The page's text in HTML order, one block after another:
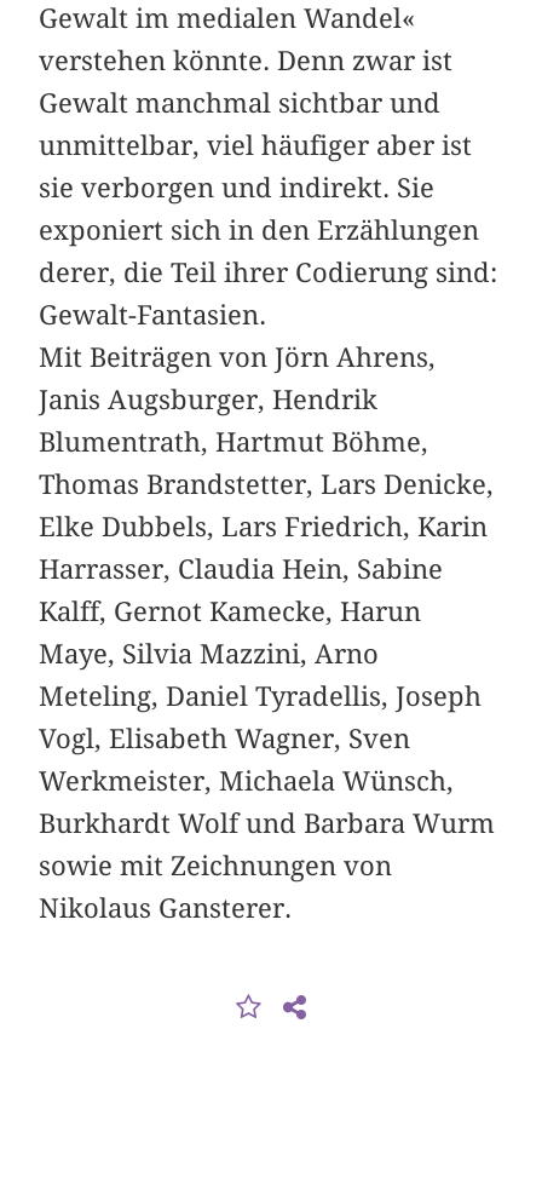
Gewalt im medialen Wandel«
verstehen könnte. Denn zwar ist
Gewalt manchmal sichtbar und
unmittelbar, viel häufiger aber ist
sie verborgen und indirekt. Sie
exponiert sich in den Erzählungen
derer, die Teil ihrer Codierung sind:
Gewalt-Fantasien.
Mit Beiträgen von Jörn Ahrens,
Janis Augsburger, Hendrik
Blumentrath, Hartmut Böhme,
Thomas Brandstetter, Lars Denicke,
Elke Dubbels, Lars Friedrich, Karin
Harrasser, Claudia Hein, Sabine
Kalff, Gernot Kamecke, Harun
Maye, Silvia Mazzini, Arno
Meteling, Daniel Tyradellis, Joseph
Vogl, Elisabeth Wagner, Sven
Werkmeister, Michaela Wünsch,
Burkhardt Wolf und Barbara Wurm
sowie mit Zeichnungen von
Nikolaus Gansterer.